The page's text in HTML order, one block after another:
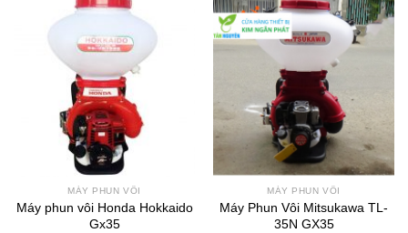
MÁY PHUN VÔI
Máy phun vôi Honda Hokkaido
Gx35
MÁY PHUN VÔI
Máy Phun Vôi Mitsukawa TL-
35N GX35